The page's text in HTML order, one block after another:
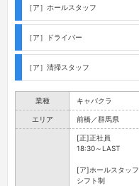
［ア］ホールスタッフ
［ア］ドライバー
［ア］清掃スタッフ
業種 キャバクラ
エリア 前橋／群馬県
[正]正社員
18:30～LAST
[ア]ホールスタッフ
シフト制